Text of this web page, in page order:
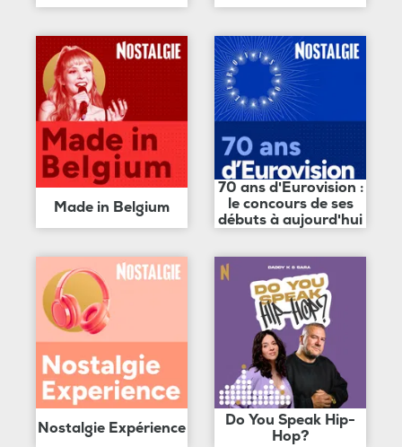
Made in Belgium
70 ans d'Eurovision :
le concours de ses
débuts à aujourd'hui
Nostalgie Expérience
Do You Speak Hip-
Hop?